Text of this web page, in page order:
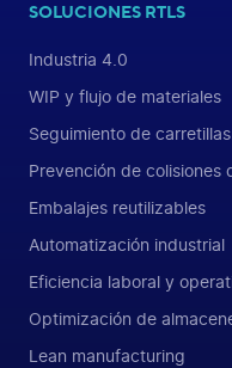
SOLUCIONES RTLS
Industria 4.0
WIP y flujo de materiales
Seguimiento de
Prevención de colisiones
Embalajes reutilizables
Automatización industrial
Eficiencia laboral y
Optimización de
Lean manufacturing